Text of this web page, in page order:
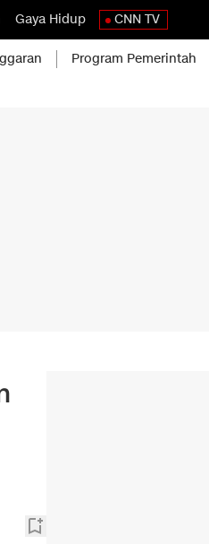
Gaya Hidup CNN TV
Program Pemerintah